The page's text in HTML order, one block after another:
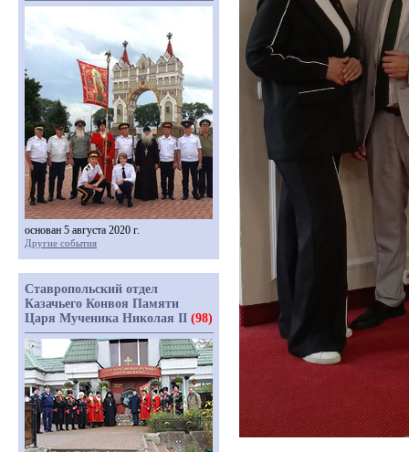
основан 5 августа 2020 г.
Другие события
Ставропольский отдел
Казачьего Конвоя Памяти
Царя Мученика Николая II (98)